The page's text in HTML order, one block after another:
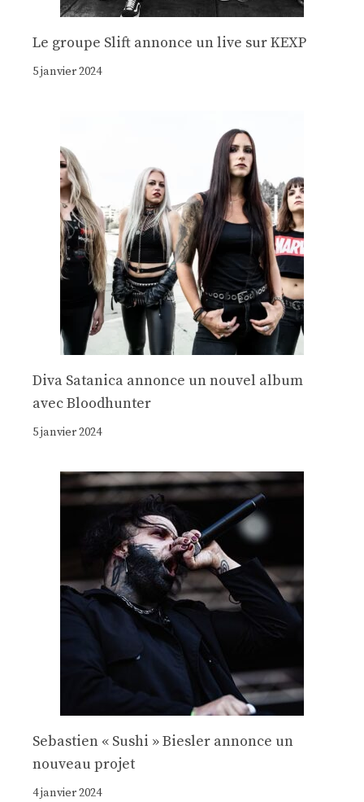
Le groupe Slift annonce un live sur KEXP
5 janvier 2024
Diva Satanica annonce un nouvel album
avec Bloodhunter
5 janvier 2024
Sebastien « Sushi » Biesler annonce un
nouveau projet
4 janvier 2024